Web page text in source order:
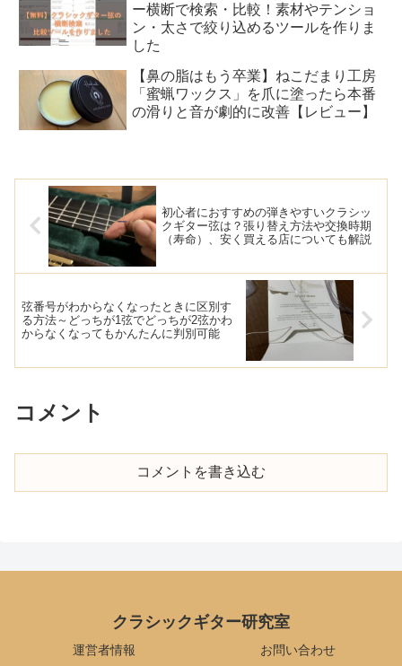
ー横断で検索・比較！素材やテンショ
ン・太さで絞り込めるツールを作りま
した
【鼻の脂はもう卒業】ねこだまり工房
「蜜蝋ワックス」を爪に塗ったら本番
の滑りと音が劇的に改善【レビュー】
初心者におすすめの弾きやすいクラシッ
クギター弦は？張り替え方法や交換時期
（寿命）、安く買える店についても解説
弦番号がわからなくなったときに区別す
る方法～どっちが1弦でどっちが2弦かわ
からなくなってもかんたんに判別可能
コメント
コメントを書き込む
クラシックギター研究室
運営者情報 お問い合わせ